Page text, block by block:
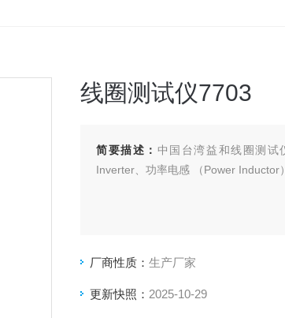
线圈测试仪7703
简要描述： 中国台湾益和线圈测试
Inverter、功率电感 （Power Inductor
厂商性质： 生产厂家
更新快照： 2025-10-29